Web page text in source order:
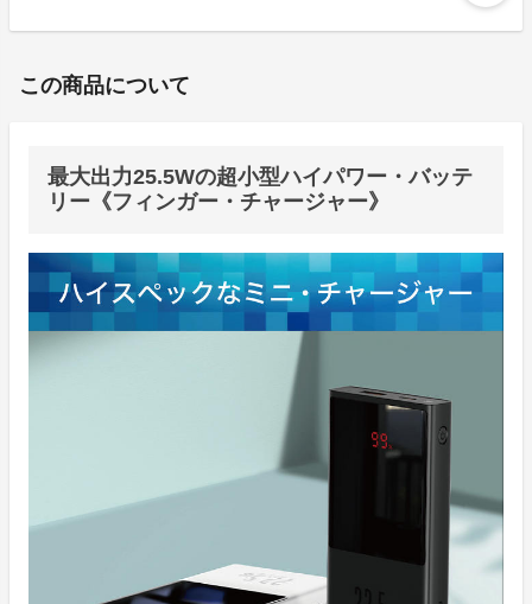
この商品について
最大出力25.5Wの超小型ハイパワー・バッテ
リー《フィンガー・チャージャー》